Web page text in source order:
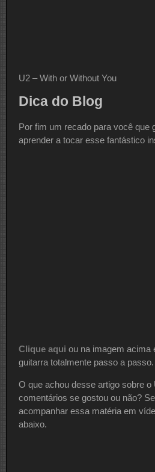
U2 – With or Without You
Dica do Blog
Por fim um recado para você que
aprender a tocar esse fantástico
Clique aqui ou na imagem acima
guitarra totalmente passo a passo.
O que achou desse artigo sobre o
comentários se gostou ou não?
acompanhar essa matéria em
abaixo.